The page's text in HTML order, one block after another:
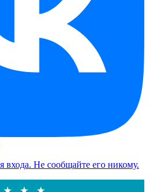
Не сообщайте его никому.